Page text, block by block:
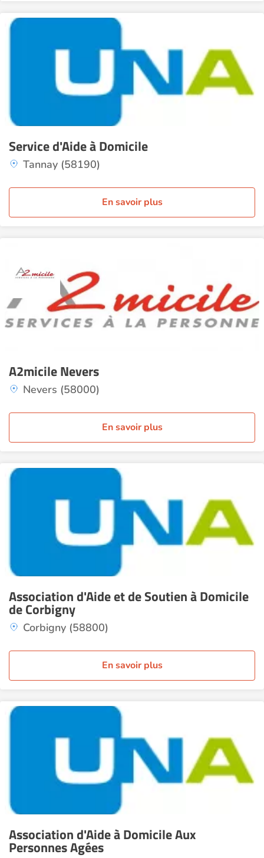
Service d'Aide à Domicile
Tannay (58190)
En savoir plus
A2micile Nevers
Nevers (58000)
En savoir plus
Association d'Aide et de Soutien à Domicile
de Corbigny
Corbigny (58800)
En savoir plus
Association d'Aide à Domicile Aux
Personnes Agées